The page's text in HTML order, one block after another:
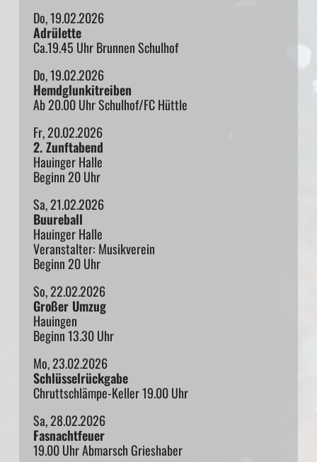
Do, 19.02.2026
Adrülette
Ca.19.45 Uhr Brunnen Schulhof
Do, 19.02.2026
Hemdglunkitreiben
Ab 20.00 Uhr Schulhof/FC Hüttle
Fr, 20.02.2026
2. Zunftabend
Hauinger Halle
Beginn 20 Uhr
Sa, 21.02.2026
Buureball
Hauinger Halle
Veranstalter: Musikverein
Beginn 20 Uhr
So, 22.02.2026
Großer Umzug
Hauingen
Beginn 13.30 Uhr
Mo, 23.02.2026
Schlüsselrückgabe
Chruttschlämpe-Keller 19.00 Uhr
Sa, 28.02.2026
Fasnachtfeuer
19.00 Uhr Abmarsch Grieshaber